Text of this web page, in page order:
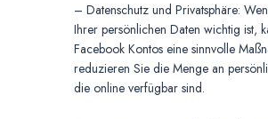
– Datenschutz und Privatsphäre:
Ihrer persönlichen Daten wichtig ist,
Facebook Kontos eine sinnvolle
reduzieren Sie die Menge an
die online verfügbar sind.